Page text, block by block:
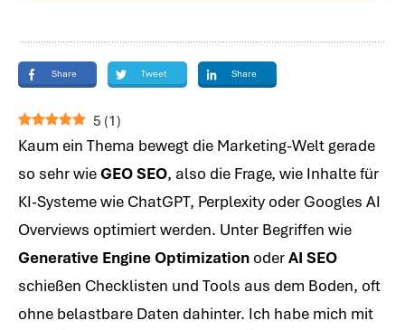
Share Tweet Share
5 (1)
Kaum ein Thema bewegt die Marketing-Welt gerade
so sehr wie GEO SEO, also die Frage, wie Inhalte für
KI-Systeme wie ChatGPT, Perplexity oder Googles AI
Overviews optimiert werden. Unter Begriffen wie
Generative Engine Optimization oderAI SEO
schießen Checklisten und Tools aus dem Boden, oft
ohne belastbare Daten dahinter. Ich habe mich mit